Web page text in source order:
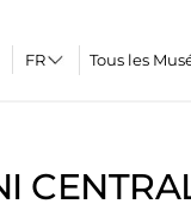
Tous les